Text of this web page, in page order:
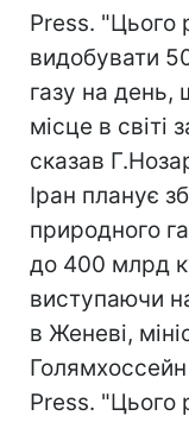
Press. "Цього
видобувати
газу на день,
місце в світі
сказав
Іран планує
природного
до 400 млрд
виступаючи
в Женеві,
Press. "Цього